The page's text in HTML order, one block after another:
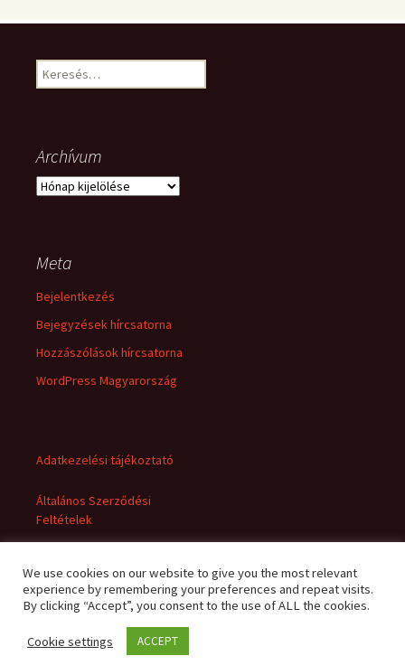
Keresés:
Archívum
Archívum
Meta
Bejelentkezés
Bejegyzések hírcsatorna
Hozzászólások hírcsatorna
WordPress Magyarország
Adatkezelési tájékoztató
Általános Szerződési
Feltételek
Adatkezelési tájékoztató Büszke üzemeltető: WordPress
We use cookies on our website to give you the most relevant
experience by remembering your preferences and repeat visits.
By clicking “Accept”, you consent to the use of ALL the cookies.
Cookie settings ACCEPT